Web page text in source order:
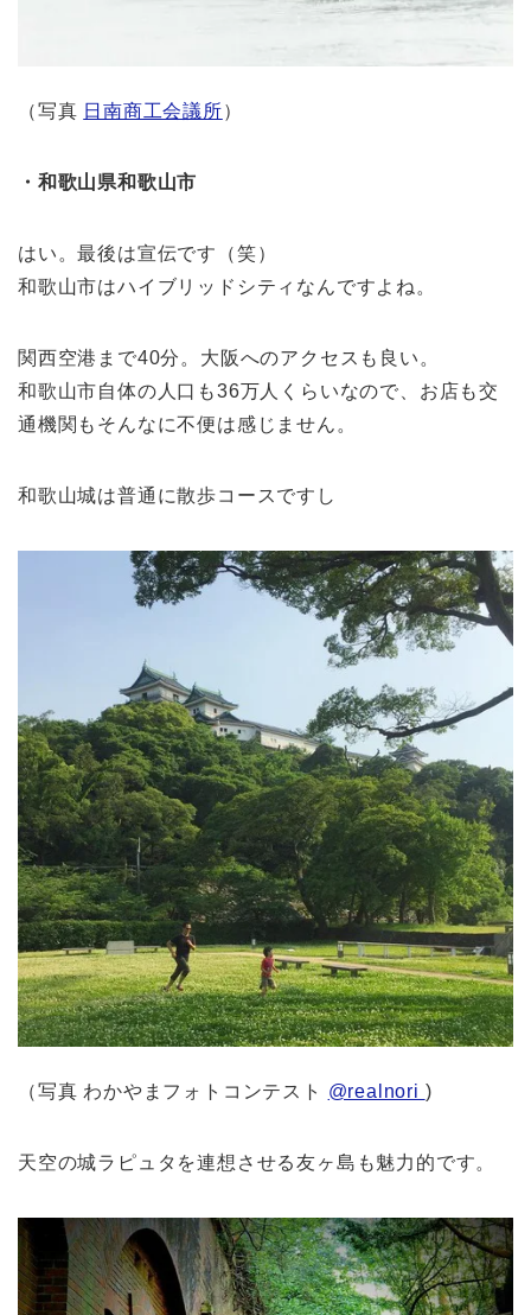
（写真 日南商工会議所）
・和歌山県和歌山市
はい。最後は宣伝です（笑）
和歌山市はハイブリッドシティなんですよね。
関西空港まで40分。大阪へのアクセスも良い。
和歌山市自体の人口も36万人くらいなので、お店も交
通機関もそんなに不便は感じません。
和歌山城は普通に散歩コースですし
（写真 わかやまフォトコンテスト @realnori )
天空の城ラピュタを連想させる友ヶ島も魅力的です。